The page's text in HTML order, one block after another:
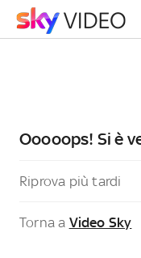
Ooooops! Si è
Riprova più tardi
Torna a Video Sky